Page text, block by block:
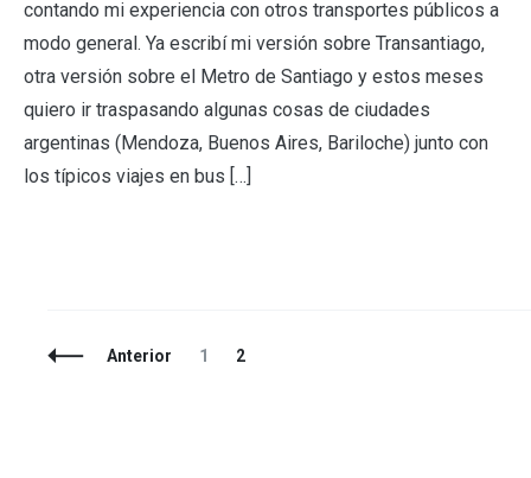
contando mi experiencia con otros transportes públicos a
modo general. Ya escribí mi versión sobre Transantiago,
otra versión sobre el Metro de Santiago y estos meses
quiero ir traspasando algunas cosas de ciudades
argentinas (Mendoza, Buenos Aires, Bariloche) junto con
los típicos viajes en bus […]
NavegaciónAnterior Página
1 Página
2